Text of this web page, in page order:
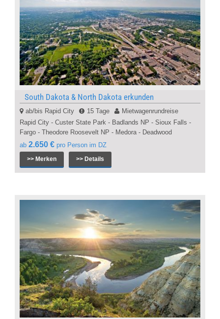
South Dakota & North Dakota erkunden
ab/bis Rapid City 15 Tage
Mietwagenrundreise
Rapid City - Custer State Park - Badlands NP - Sioux Falls -
Fargo - Theodore Roosevelt NP - Medora - Deadwood
ab 2.650 € pro Person im DZ
>> Merken >> Details